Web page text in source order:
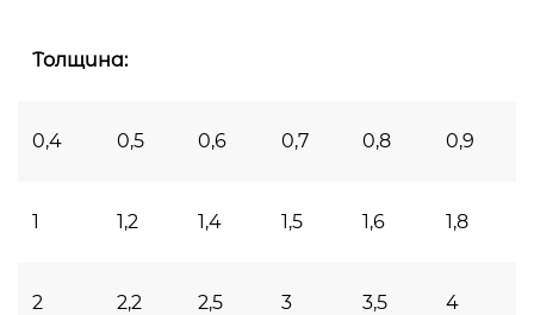
Толщина:
0,4 0,5 0,6 0,7 0,8 0,9
1 1,2 1,4 1,5 1,6 1,8
2 2,2 2,5 3 3,5 4